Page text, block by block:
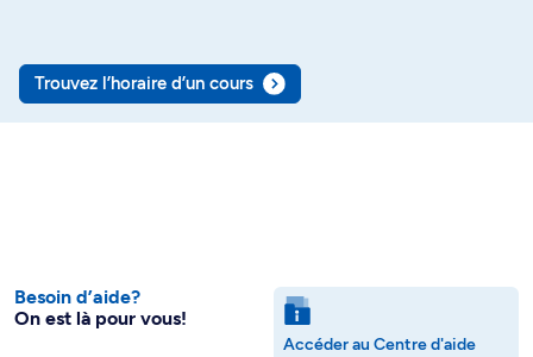
Trouvez l’horaire d’un cours
Besoin d’aide?
On est là pour vous!
Accéder au Centre d'aide